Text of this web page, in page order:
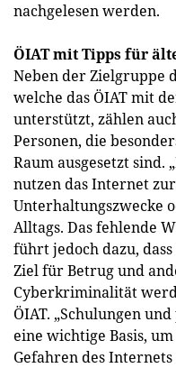
nachgelesen werden.
ÖIAT mit Tipps für
Neben der Zielgruppe
welche das ÖIAT mit
unterstützt, zählen
Personen, die
Raum ausgesetzt
nutzen das Internet
Unterhaltungszwecke
Alltags. Das fehlende
führt jedoch dazu,
Ziel für Betrug und
Cyberkriminalität
ÖIAT. „Schulungen
eine wichtige Basis,
Gefahren des